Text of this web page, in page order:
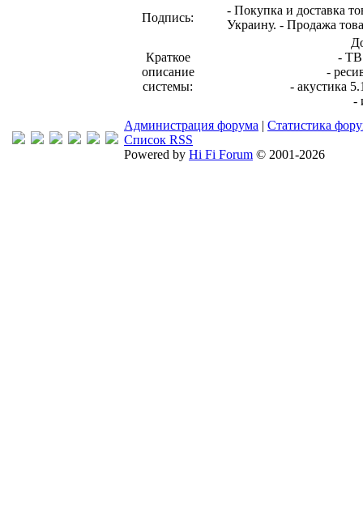
Подпись:
- Покупка и доставка
Украину. - Продажа
Краткое
описание
системы:
- ТВ
-
- акустика
-
Администрация форума | Статистика
Список RSS
Powered by Hi Fi Forum © 2001-2026